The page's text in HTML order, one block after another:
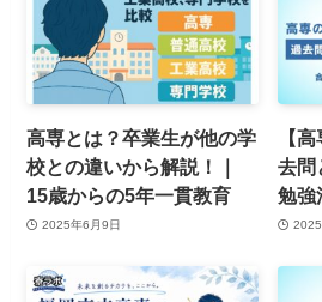
高専とは？卒業生が他の学
校との違いから解説！｜
15歳からの5年一貫教育
2025年6月9日
【
去問
勉強